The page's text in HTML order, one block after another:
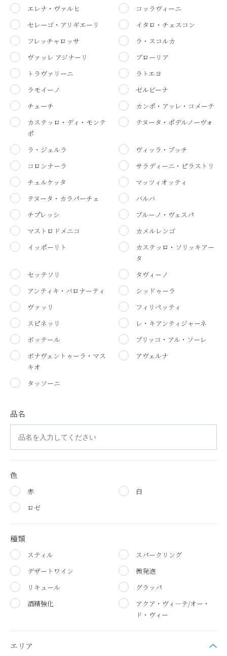
エレナ・ヴァルヒ
コッラヴィーニ
セレーゴ・アリギエーリ
イタロ・チェスコン
フレッチャロッサ
ラ・スコルカ
ヴァッレ アジナーリ
ブローリア
トラヴァリーニ
ラトエヨ
ラモイーノ
ゼルビーナ
チェーチ
カンポ・アッレ・コメーテ
カステッロ・ディ・モンテ
ポ
テヌータ・ポデルノーヴォ
ラ・ジェルラ
ヴィッラ・ブッチ
コロンナーラ
サラディーニ・ピラストリ
チェルケッタ
マッツィオッティ
テヌータ・カラパーチェ
バルバ
チプレッシ
ブルーノ・ヴェスパ
マストロドメニコ
カメルレンゴ
イッポーリト
カステッロ・ソリッキアー
タ
セッテソリ
タヴィーノ
アンティキ・バロナーティ
シッドゥーラ
ヴァッリ
フィリペッティ
スピネッリ
レ・キアンティジャーネ
ボッテール
ブリッコ・アル・ソーレ
ボナヴェントゥーラ・マス
キオ
アヴェルナ
タッソーニ
品名
色
赤
白
ロゼ
種類
スティル
スパークリング
デザートワイン
微発泡
リキュール
グラッパ
酒精強化
アクア・ヴィ―テ/オー・
ド・ヴィー
エリア